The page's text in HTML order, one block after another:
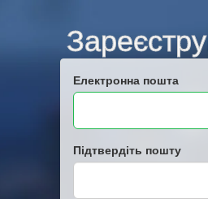
Електронна пошта
Підтвердіть пошту